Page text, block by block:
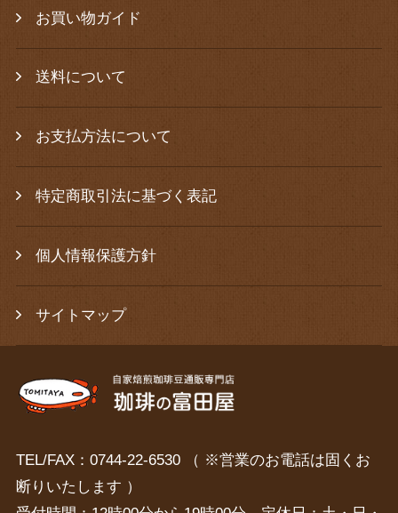
お買い物ガイド
送料について
お支払方法について
特定商取引法に基づく表記
個人情報保護方針
サイトマップ
TEL/FAX：0744-22-6530 （ ※営業のお電話は固くお
断りいたします ）